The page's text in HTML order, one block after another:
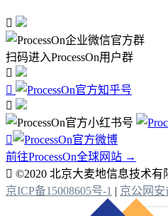

扫码进入ProcessOn用户群




前往ProcessOn全球网站 →
 ©2020 北京大麦地信息技术有
京ICP备15008605号-1 | 京公网安